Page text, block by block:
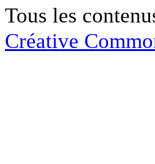
Tous les
Créative